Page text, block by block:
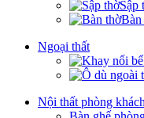
Sập
Bàn
Ngoại thất
Nội thất phòng khách